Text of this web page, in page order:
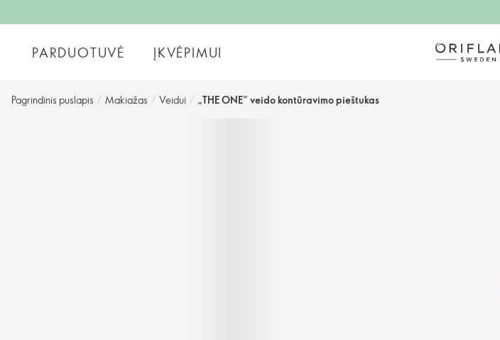
PARDUOTUVĖ ĮKVĖPIMUI
Pagrindinis puslapis / Makiažas / Veidui / „THE ONE“ veido kontūravimo pieštukas